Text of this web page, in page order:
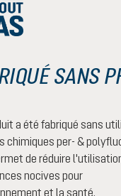
SANS
a été fabriqué sans
chimiques per- &
de réduire
nocives pour
et la santé.